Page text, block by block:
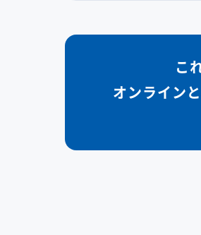
こ
オンライン